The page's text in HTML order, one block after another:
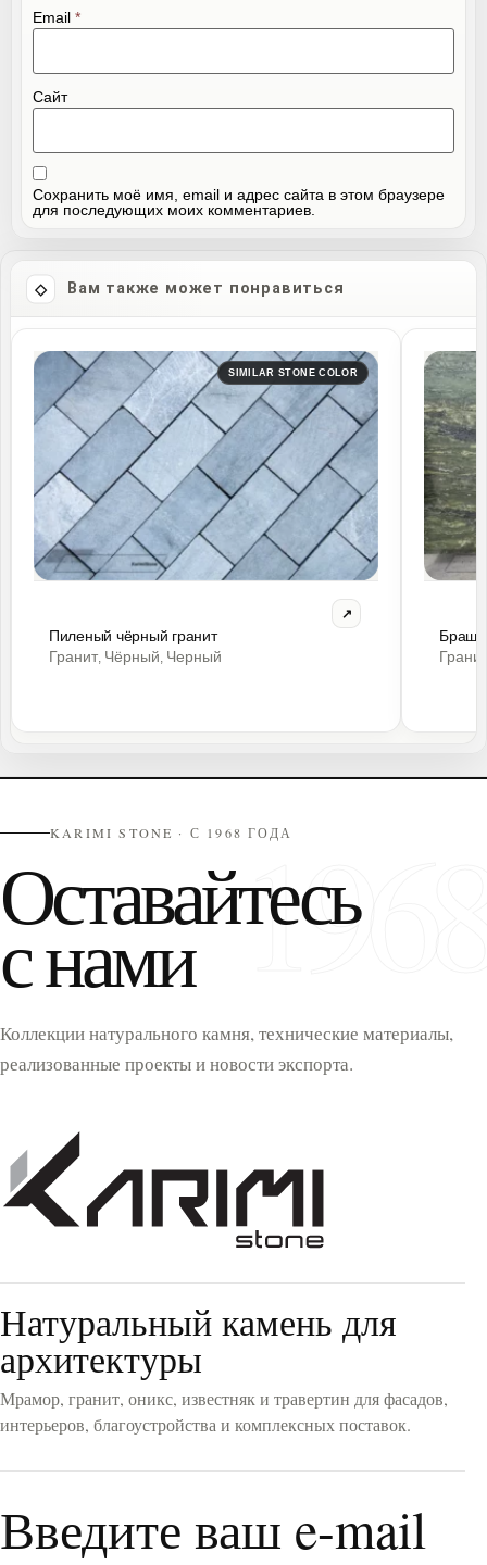
Email *
Сайт
Сохранить моё имя, email и адрес сайта в этом браузере
для последующих моих комментариев.
Вам также может понравиться
SIMILAR STONE COLOR
Пиленый чёрный гранит
Гранит Чёрный Черный
KARIMI STONE · С 1968 ГОДА
Оставайтесь
с нами
Коллекции натурального камня, технические материалы,
реализованные проекты и новости экспорта.
Натуральный камень для
архитектуры
Мрамор, гранит, оникс, известняк и травертин для фасадов,
интерьеров, благоустройства и комплексных поставок.
Введите ваш e-mail